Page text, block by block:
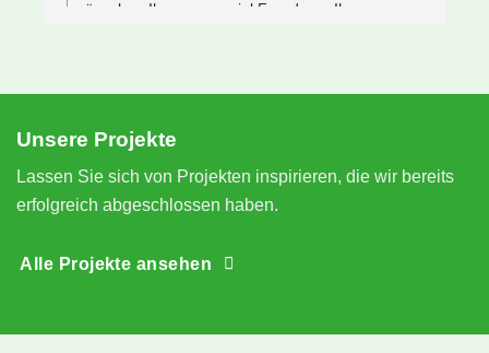
wünschen Ihnen ganz viel Freude an Ihrem neuen
Unsere Projekte
Lassen Sie sich von Projekten inspirieren, die wir bereits
erfolgreich abgeschlossen haben.
Alle Projekte ansehen